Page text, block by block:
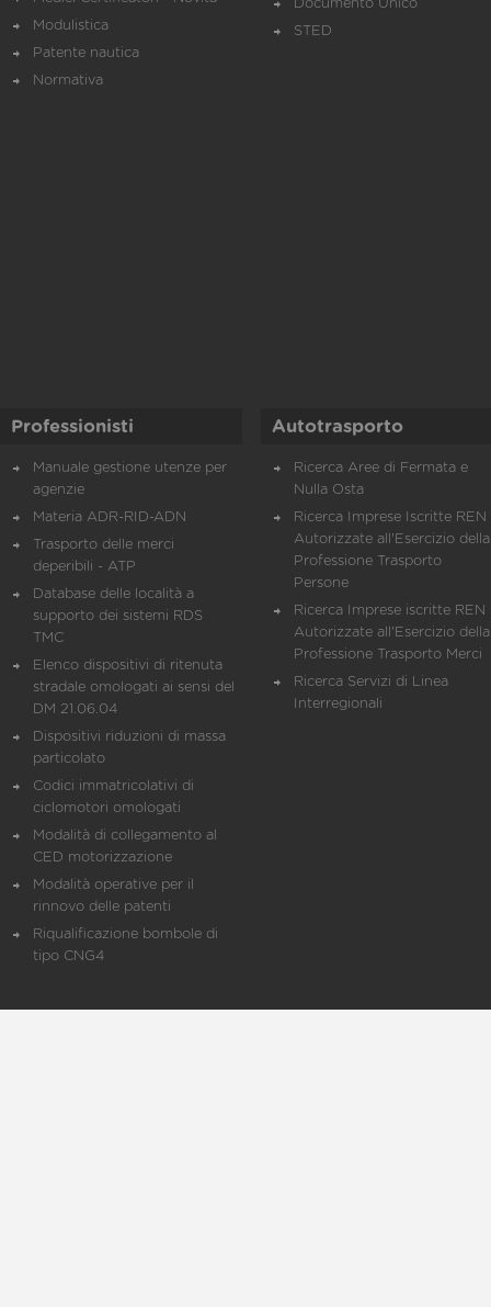
Modulistica
Patente nautica
Normativa
Documento Unico
STED
Professionisti
Manuale gestione utenze per
agenzie
Materia ADR-RID-ADN
Trasporto delle merci
deperibili - ATP
Database delle località a
supporto dei sistemi RDS
TMC
Elenco dispositivi di ritenuta
stradale omologati ai sensi del
DM 21.06.04
Dispositivi riduzioni di massa
particolato
Codici immatricolativi di
ciclomotori omologati
Modalità di collegamento al
CED motorizzazione
Modalità operative per il
rinnovo delle patenti
Riqualificazione bombole di
tipo CNG4
Autotrasporto
Ricerca Aree di Fermata e
Nulla Osta
Ricerca Imprese Iscritte REN
Autorizzate all'Esercizio della
Professione Trasporto
Persone
Ricerca Imprese iscritte REN
Autorizzate all'Esercizio della
Professione Trasporto Merci
Ricerca Servizi di Linea
Interregionali